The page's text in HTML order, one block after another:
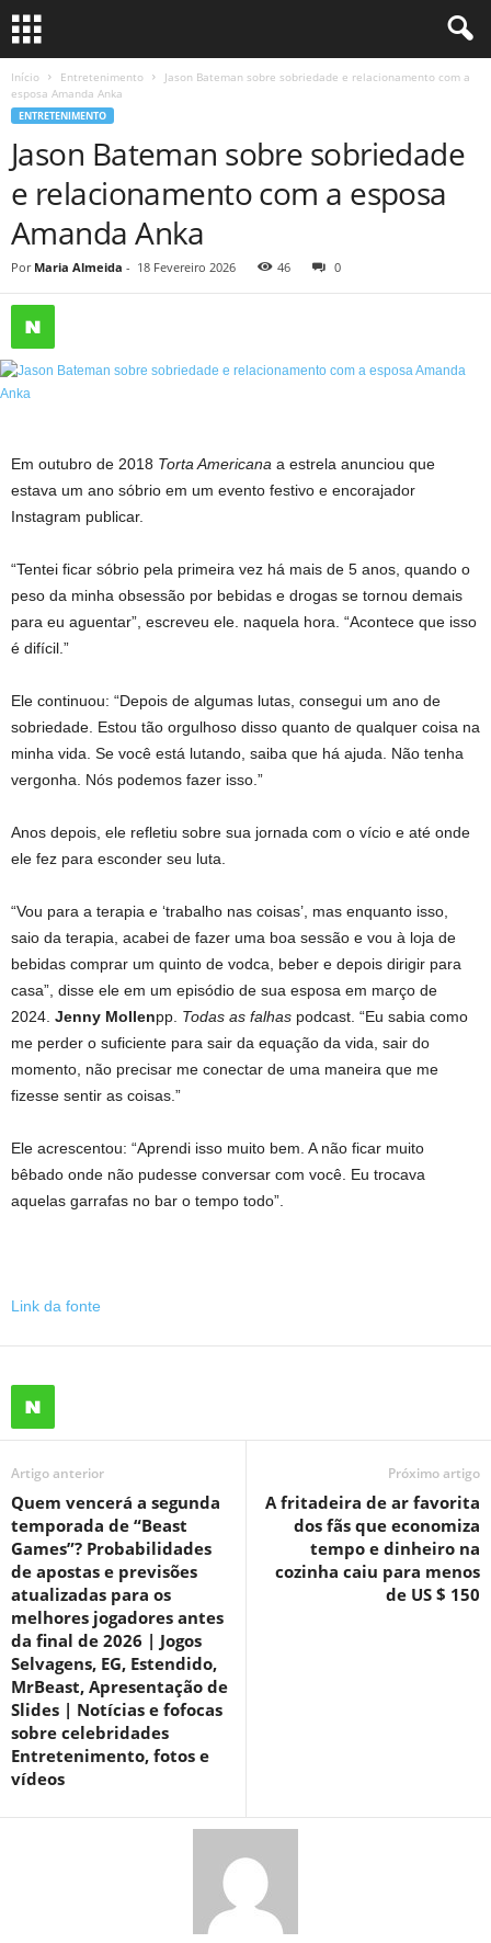
Início Entretenimento
Jason Bateman sobre sobriedade e relacionamento com a
esposa Amanda Anka
ENTRETENIMENTO
Jason Bateman sobre sobriedade
e relacionamento com a esposa
Amanda Anka
Por Maria Almeida - 18 Fevereiro 2026 46 0
Em outubro de 2018 Torta Americana a estrela anunciou que
estava um ano sóbrio em um evento festivo e encorajador
Instagram publicar.
“Tentei ficar sóbrio pela primeira vez há mais de 5 anos, quando o
peso da minha obsessão por bebidas e drogas se tornou demais
para eu aguentar”, escreveu ele. naquela hora. “Acontece que isso
é difícil.”
Ele continuou: “Depois de algumas lutas, consegui um ano de
sobriedade. Estou tão orgulhoso disso quanto de qualquer coisa na
minha vida. Se você está lutando, saiba que há ajuda. Não tenha
vergonha. Nós podemos fazer isso.”
Anos depois, ele refletiu sobre sua jornada com o vício e até onde
ele fez para esconder seu luta
“Vou para a terapia e ‘trabalho nas coisas’, mas enquanto isso,
saio da terapia, acabei de fazer uma boa sessão e vou à loja de
bebidas comprar um quinto de vodca, beber e depois dirigir para
casa”, disse ele em um episódio de sua esposa em março de
2024. Jenny Mollenpp. Todas as falhas podcast. “Eu sabia como
me perder o suficiente para sair da equação da vida, sair do
momento, não precisar me conectar de uma maneira que me
fizesse sentir as coisas.”
Ele acrescentou: “Aprendi isso muito bem. A não ficar muito
bêbado onde não pudesse conversar com você. Eu trocava
aquelas garrafas no bar o tempo todo”.
Link da fonte
Artigo anterior
Quem vencerá a segunda
temporada de “Beast
Games”? Probabilidades
de apostas e previsões
atualizadas para os
melhores jogadores antes
da final de 2026 | Jogos
Selvagens, EG, Estendido,
MrBeast, Apresentação de
Slides | Notícias e fofocas
sobre celebridades
Entretenimento, fotos e
vídeos
Próximo artigo
A fritadeira de ar favorita
dos fãs que economiza
tempo e dinheiro na
cozinha caiu para menos
de US $ 150